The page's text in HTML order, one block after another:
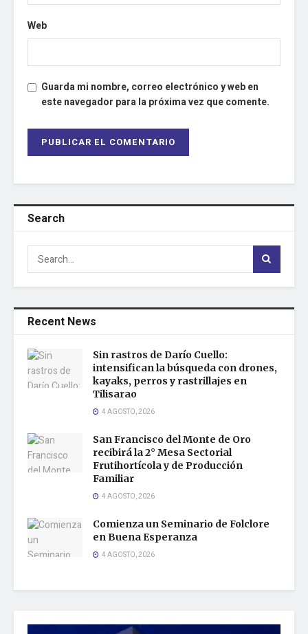
Web
Guarda mi nombre, correo electrónico y web en
este navegador para la próxima vez que comente.
Search
Recent News
Sin rastros de Darío Cuello:
intensifican la búsqueda con drones,
kayaks, perros y rastrillajes en
Tilisarao
4 AGOSTO, 2026
San Francisco del Monte de Oro
recibirá la 2° Mesa Sectorial
Frutihortícola y de Producción
Familiar
4 AGOSTO, 2026
Comienza un Seminario de Folclore
en Buena Esperanza
4 AGOSTO, 2026